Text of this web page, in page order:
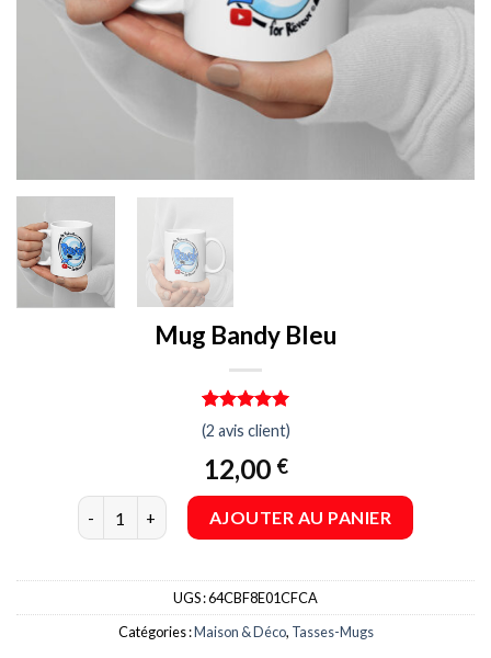
Mug Bandy Bleu
Noté 5.00
sur 5 basé
sur
2
notations
client
(2 avis client)
12,00 €
quantité de Mug Bandy BleuAJOUTER AU PANIER
UGS :64CBF8E01CFCA
Catégories :Maison & Déco, Tasses-Mugs